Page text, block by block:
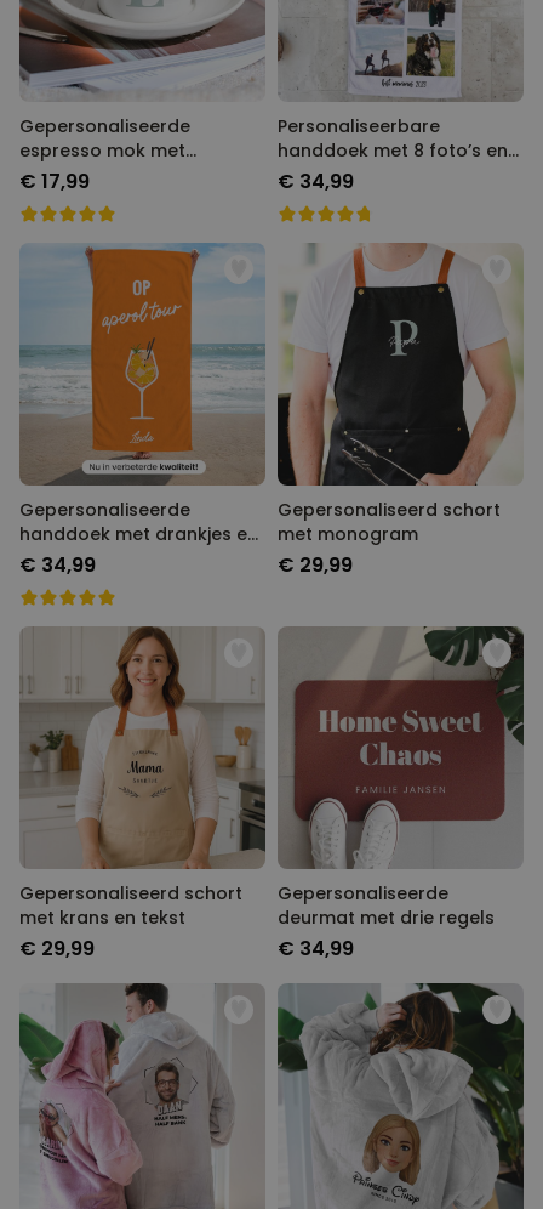
Gepersonaliseerde
espresso mok met
monogram
€ 17,99
Personaliseerbare
handdoek met 8 foto’s en
tekst
€ 34,99
Gepersonaliseerde
handdoek met drankjes en
tekst
€ 34,99
Gepersonaliseerd schort
met monogram
€ 29,99
Gepersonaliseerd schort
met krans en tekst
€ 29,99
Gepersonaliseerde
deurmat met drie regels
€ 34,99